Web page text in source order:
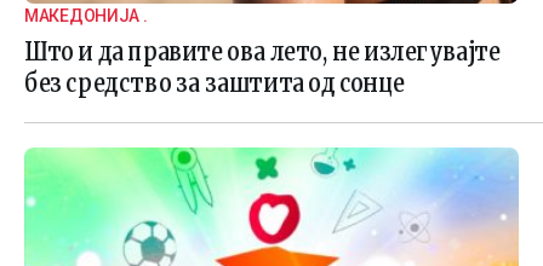
МАКЕДОНИЈА .
Што и да правите ова лето, не излегувајте
без средство за заштита од сонце